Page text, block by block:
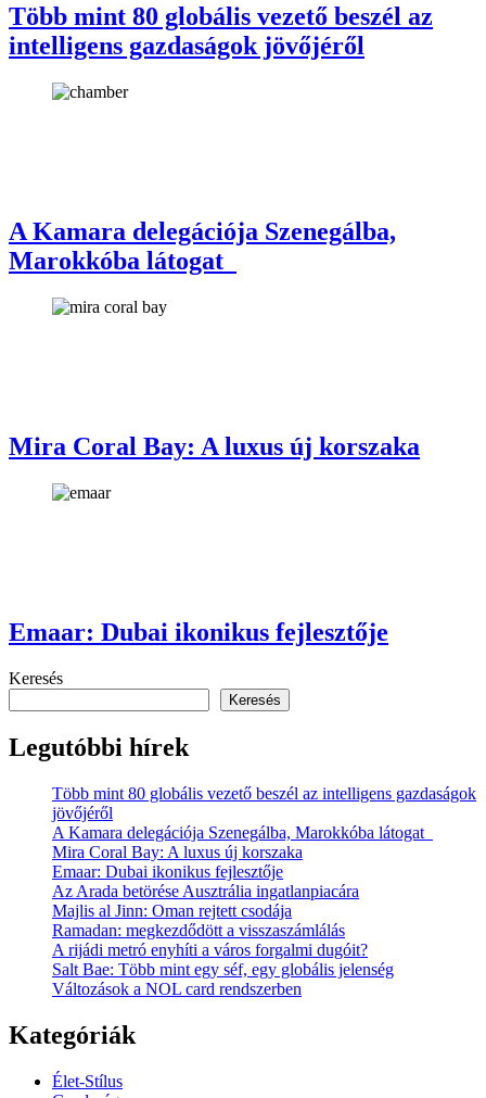
Több mint 80 globális vezető beszél az
intelligens gazdaságok jövőjéről
A Kamara delegációja Szenegálba,
Marokkóba látogat
Mira Coral Bay: A luxus új korszaka
Emaar: Dubai ikonikus fejlesztője
Keresés
Keresés
Legutóbbi hírek
Több mint 80 globális vezető beszél az intelligens gazdaságok
jövőjéről
A Kamara delegációja Szenegálba, Marokkóba látogat
Mira Coral Bay: A luxus új korszaka
Emaar: Dubai ikonikus fejlesztője
Az Arada betörése Ausztrália ingatlanpiacára
Majlis al Jinn: Oman rejtett csodája
Ramadan: megkezdődött a visszaszámlálás
A rijádi metró enyhíti a város forgalmi dugóit?
Salt Bae: Több mint egy séf, egy globális jelenség
Változások a NOL card rendszerben
Kategóriák
Élet-Stílus